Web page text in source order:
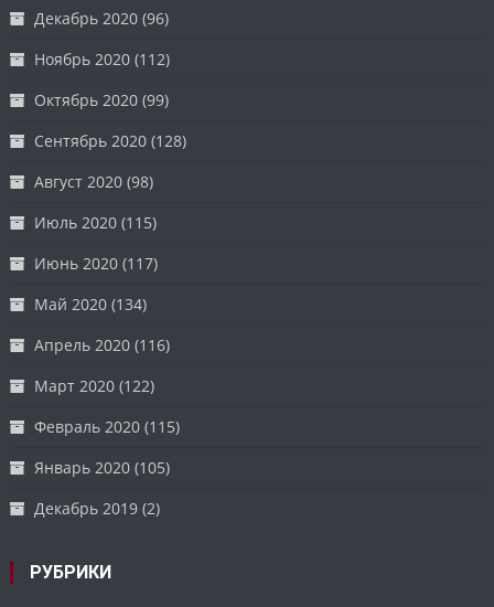
Декабрь 2020 (96)
Ноябрь 2020 (112)
Октябрь 2020 (99)
Сентябрь 2020 (128)
Август 2020 (98)
Июль 2020 (115)
Июнь 2020 (117)
Май 2020 (134)
Апрель 2020 (116)
Март 2020 (122)
Февраль 2020 (115)
Январь 2020 (105)
Декабрь 2019 (2)
РУБРИКИ